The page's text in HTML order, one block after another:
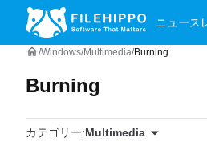
ニュース
Windows Multimedia Burning
Burning
カテゴリー:Multimedia